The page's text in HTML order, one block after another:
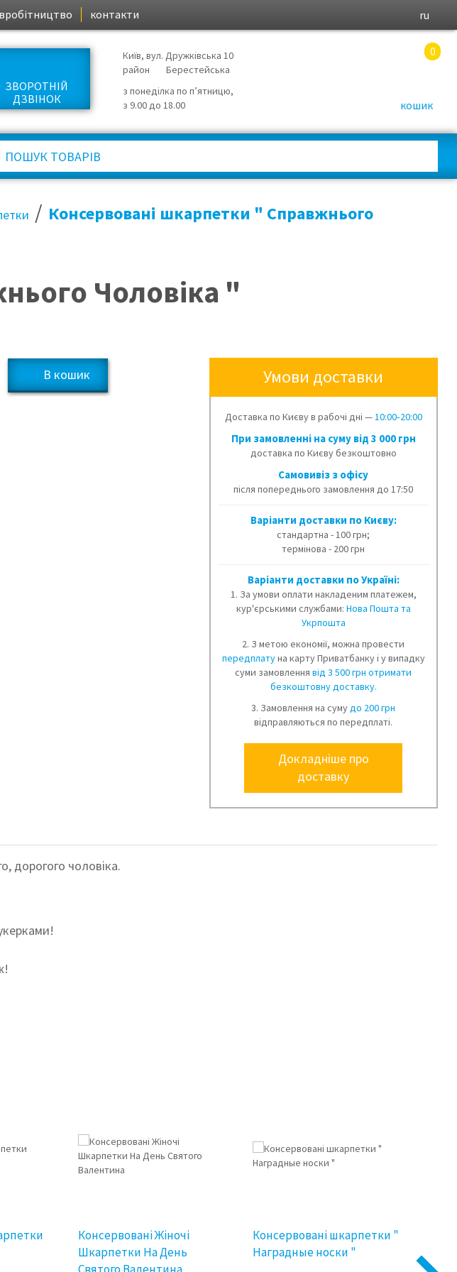
контакти ru
ЗВОРОТНІЙ
ДЗВІНОК
Київ, вул. Дружківська 10
район
Берестейська
з понеділка по п’ятницю,
з 9.00 до 18.00
0
кошик
/ Консервовані шкарпетки " Справжнього
Чоловіка "
Умови доставки
Доставка по Києву в рабочі дні —10:00‑20:00
При замовленні на суму від 3 000 грн
доставка по Києву безкоштовно
Cамовивіз з офісу
після попереднього замовлення до 17:50
Варіанти доставки по Києву:
стандартна - 100 грн;
термінова - 200 грн
Варіанти доставки по Україні:
1. За умови оплати накладеним платежем,
кур'єрськими службами: Нова Пошта та
Укрпошта
2. З метою економії, можна провести
передплатуна карту Приватбанку і у випадку
суми замовленнявід 3 500 грн отримати
безкоштовну доставку.
3. Замовлення на сумудо 200 грн
відправляються по передплаті.
Докладніше про
доставку
дорогого чоловіка.
Консервовані Жіночі
Шкарпетки На День
Консервовані шкарпетки "
Наградные носки "